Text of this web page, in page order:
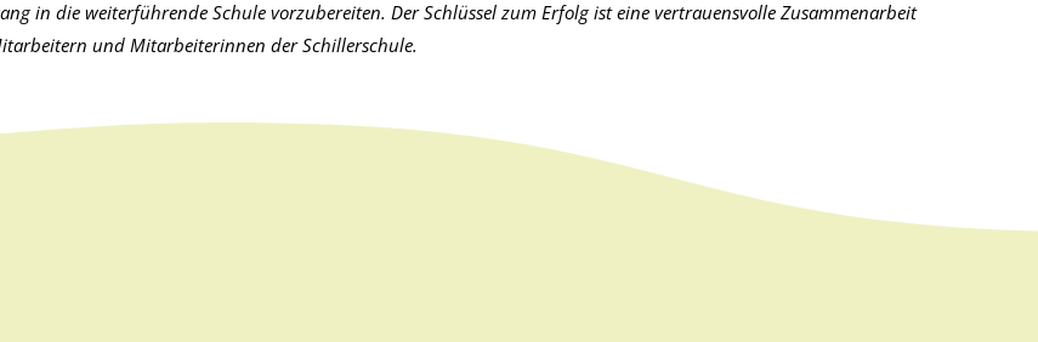
in die weiterführende Schule vorzubereiten. Der Schlüssel zum Erfolg ist eine vertrauensvolle Zusammenarbeit
und Mitarbeiterinnen der Schillerschule.